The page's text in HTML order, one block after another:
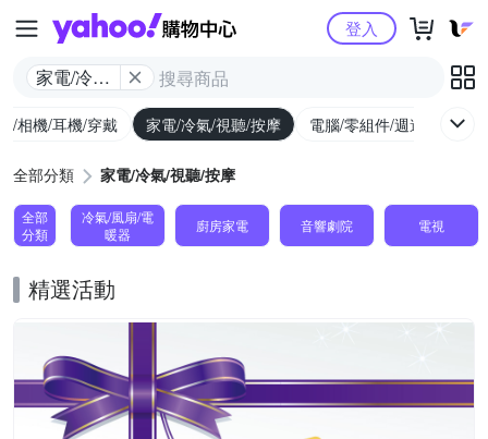
Yahoo購物中心
家電/冷氣/
登入
/相機/耳機/穿戴 家電/冷氣/視聽/按摩 電腦/零組件/週邊/遊戲
全部分類 家電/冷氣/視聽/按摩
全部
分類
冷氣/風扇/電
暖器
廚房家電 音響劇院 電視
精選活動